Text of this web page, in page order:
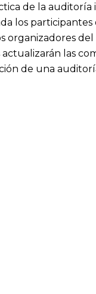
de la auditoría
los
organizadores del
las
de una